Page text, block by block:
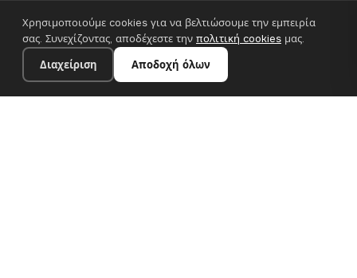
Χρησιμοποιούμε cookies για να βελτιώσουμε την εμπειρία
σας. Συνεχίζοντας, αποδέχεστε την πολιτική cookies μας.
Διαχείριση
Αποδοχή όλων